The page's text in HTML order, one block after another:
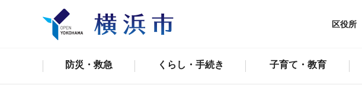
区役所
防災・救急 くらし・手続き 子育て・教育